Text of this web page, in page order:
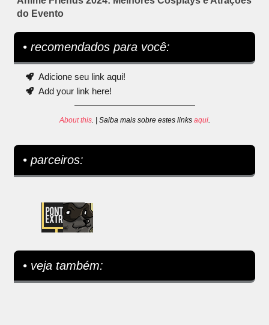
do Evento
• recomendados para você:
Adicione seu link aqui!
Add your link here!
About this. | Saiba mais sobre estes links aqui.
• parceiros:
• veja também: